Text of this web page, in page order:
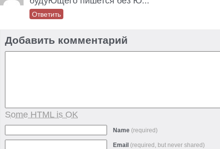
Ответить
Добавить комментарий
Some HTML is OK
Name (required)
Email (required, but never shared)